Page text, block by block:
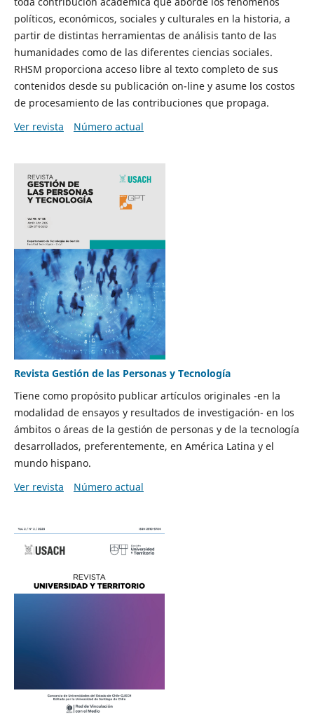
políticos, económicos, sociales y culturales en la historia, a
partir de distintas herramientas de análisis tanto de las
humanidades como de las diferentes ciencias sociales.
RHSM proporciona acceso libre al texto completo de sus
contenidos desde su publicación on-line y asume los costos
de procesamiento de las contribuciones que propaga.
Ver revista
Número actual
Revista Gestión de las Personas y Tecnología
Tiene como propósito publicar artículos originales -en la
modalidad de ensayos y resultados de investigación- en los
ámbitos o áreas de la gestión de personas y de la tecnología
desarrollados, preferentemente, en América Latina y el
mundo hispano.
Ver revista
Número actual